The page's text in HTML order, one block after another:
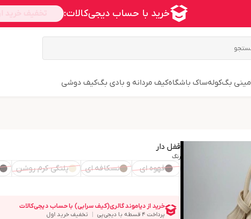
مینی بگکولهساک باشگاهکیف مردانه و بادی بگکیف دوشی
قفل دار
رنگ
قهوه ای نسکافه ای پلنگی کرم روشن